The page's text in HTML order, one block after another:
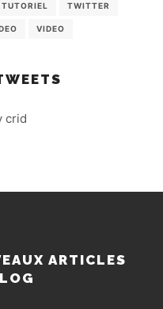
TUTORIEL TWITTER
VIDEO
crid
ARTICLES